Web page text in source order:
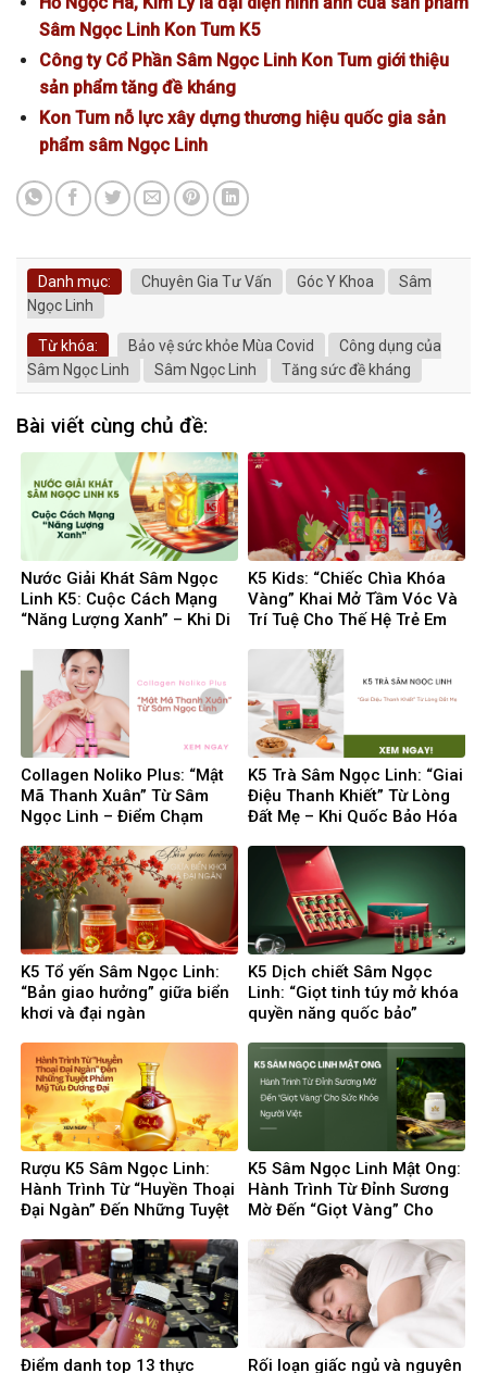
Sâm Ngọc Linh Kon Tum K5
Công ty Cổ Phần Sâm Ngọc Linh Kon Tum giới thiệu
sản phẩm tăng đề kháng
Kon Tum nỗ lực xây dựng thương hiệu quốc gia sản
phẩm sâm Ngọc Linh
Danh mục: Chuyên Gia Tư Vấn Góc Y Khoa
Sâm
Ngọc Linh
Từ khóa: Bảo vệ sức khỏe Mùa Covid
Công dụng của
Sâm Ngọc Linh
Sâm Ngọc Linh Tăng sức đề kháng
Bài viết cùng chủ đề:
Nước Giải Khát Sâm Ngọc
Linh K5: Cuộc Cách Mạng
“Năng Lượng Xanh” – Khi Di
Thành Sức Mạnh Đường
K5 Kids: “Chiếc Chìa Khóa
Vàng” Khai Mở Tầm Vóc Và
Trí Tuệ Cho Thế Hệ Trẻ Em
Collagen Noliko Plus: “Mật
Mã Thanh Xuân” Từ Sâm
Ngọc Linh – Điểm Chạm
Và Công Nghệ Làm Đẹp
Hiện Đại
K5 Trà Sâm Ngọc Linh: “Giai
Điệu Thanh Khiết” Từ Lòng
Đất Mẹ – Khi Quốc Bảo Hóa
Chăm Sóc Thân – Tâm – Trí
K5 Tổ yến Sâm Ngọc Linh:
“Bản giao hưởng” giữa biển
khơi và đại ngàn
K5 Dịch chiết Sâm Ngọc
Linh: “Giọt tinh túy mở khóa
quyền năng quốc bảo”
Rượu K5 Sâm Ngọc Linh:
Hành Trình Từ “Huyền Thoại
Đại Ngàn” Đến Những Tuyệt
K5 Sâm Ngọc Linh Mật Ong:
Hành Trình Từ Đỉnh Sương
Mờ Đến “Giọt Vàng” Cho
Điểm danh top 13 thực
Rối loạn giấc ngủ và nguyên